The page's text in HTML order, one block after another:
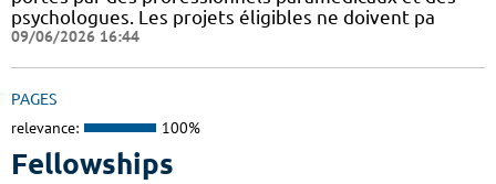
psychologues. Les projets éligibles ne doivent pa
09/06/2026 16:44
PAGES
relevance: 100%
Fellowships